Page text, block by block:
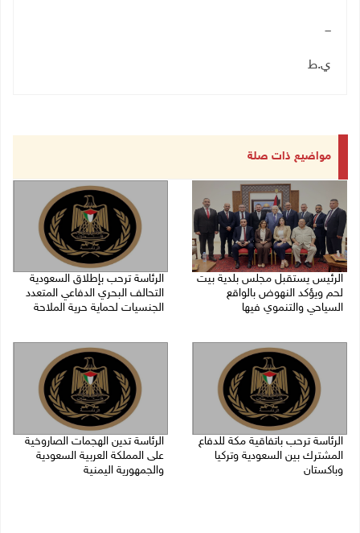
ـــ
ي.ط
مواضيع ذات صلة
الرئيس يستقبل مجلس بلدية بيت
لحم ويؤكد النهوض بالواقع
السياحي والتنموي فيها
الرئاسة ترحب بإطلاق السعودية
التحالف البحري الدفاعي المتعدد
الجنسيات لحماية حرية الملاحة
الرئاسة ترحب باتفاقية مكة للدفاع
المشترك بين السعودية وتركيا
وباكستان
الرئاسة تدين الهجمات الصاروخية
على المملكة العربية السعودية
والجمهورية اليمنية